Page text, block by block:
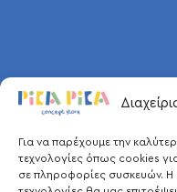
Για να παρέχουμε την
τεχνολογίες όπως cookies
σε πληροφορίες συσκευών. Η